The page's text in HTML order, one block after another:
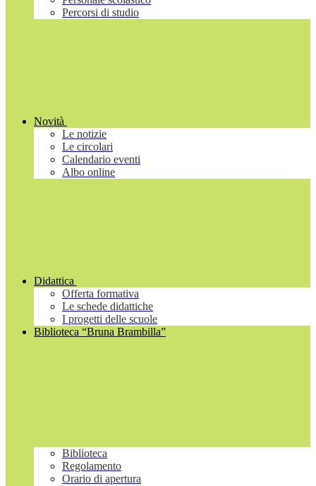
Percorsi di studio
Novità
Le notizie
Le circolari
Calendario eventi
Albo online
Didattica
Offerta formativa
Le schede didattiche
I progetti delle scuole
Biblioteca “Bruna Brambilla”
Biblioteca
Regolamento
Orario di apertura